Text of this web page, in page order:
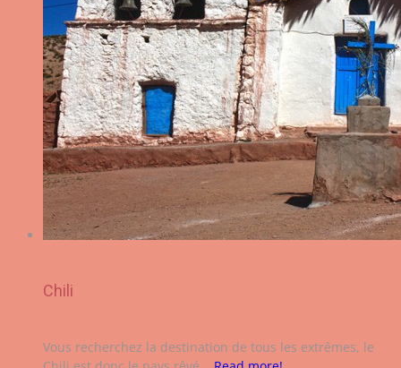
Chili
Vous recherchez la destination de tous les extrêmes, le